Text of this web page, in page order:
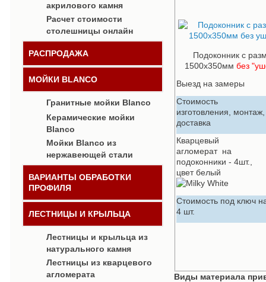
акрилового камня
Расчет стоимости
столешницы онлайн
РАСПРОДАЖА
МОЙКИ BLANCO
Гранитные мойки Blanco
Керамические мойки
Blanco
Мойки Blanco из
нержавеющей стали
ВАРИАНТЫ ОБРАБОТКИ
ПРОФИЛЯ
ЛЕСТНИЦЫ И КРЫЛЬЦА
Лестницы и крыльца из
натурального камня
Лестницы из кварцевого
агломерата
Подоконник с
1500х350мм без
Выезд на замеры
Стоимость
изготовления, монтаж,
доставка
Кварцевый
агломерат на
подоконники - 4шт.,
цвет белый
Стоимость под ключ
4 шт.
Виды материала